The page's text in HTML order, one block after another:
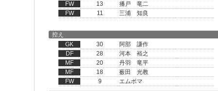
FW
13
播戸 竜二
FW
11 三浦 知良
控え
GK
30
阿部 謙作
DF
28
河本 裕之
MF
20
丹羽 竜平
MF
18
薮田 光教
FW
9
エムボマ